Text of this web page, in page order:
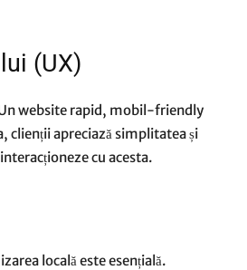
(UX)
website rapid, mobil-friendly
clienții apreciază simplitatea și
cu acesta.
locală este esențială.